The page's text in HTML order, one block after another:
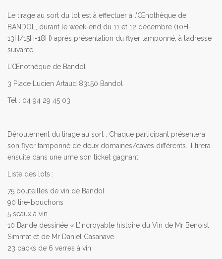
Le tirage au sort du lot est à effectuer à l’Œnothèque de
BANDOL, durant le week-end du 11 et 12 décembre (10H-
13H/15H-18H) après présentation du flyer tamponné, à l’adresse
suivante :
L’Œnothèque de Bandol
3 Place Lucien Artaud 83150 Bandol
Tél : 04 94 29 45 03
Déroulement du tirage au sort : Chaque participant présentera
son flyer tamponné de deux domaines/caves différents. Il tirera
ensuite dans une urne son ticket gagnant.
Liste des lots :
75 bouteilles de vin de Bandol
90 tire-bouchons
5 seaux à vin
10 Bande dessinée « L’Incroyable histoire du Vin de Mr Benoist
Simmat et de Mr Daniel Casanave.
23 packs de 6 verres à vin